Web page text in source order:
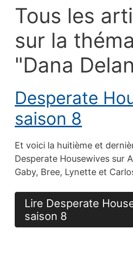
Tous les
sur la
"Dana
Desperate
saison 8
Et voici la huitième et
Desperate Housewives sur
Gaby, Bree, Lynette et
Lire Desperate
saison 8